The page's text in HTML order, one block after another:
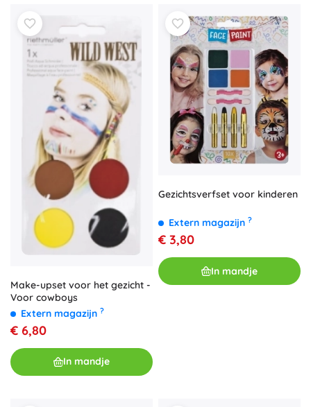
Make-upset voor het gezicht -
Voor cowboys
Extern magazijn ?
€ 6,80
In mandje
Gezichtsverfset voor kinderen
Extern magazijn ?
€ 3,80
In mandje